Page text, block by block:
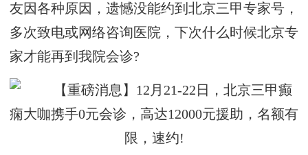
友因各种原因，遗憾没能约到北京三甲专家号，
多次致电或网络咨询医院，下次什么时候北京专
家才能再到我院会诊?